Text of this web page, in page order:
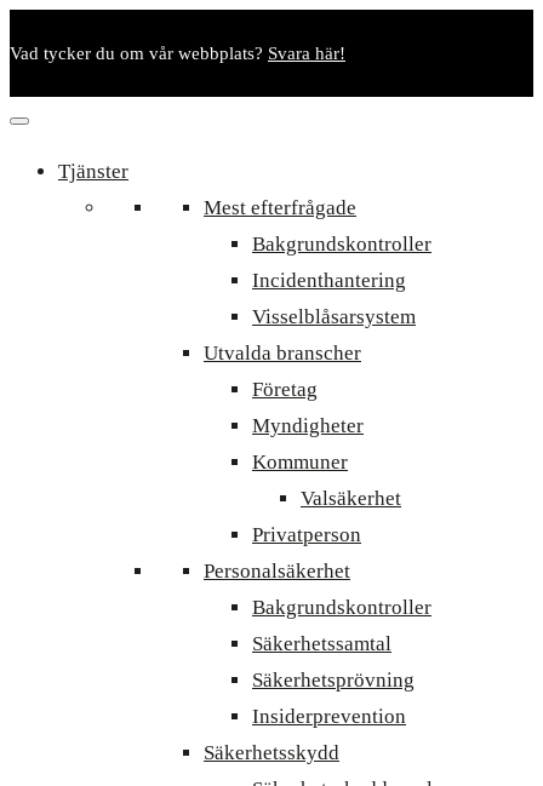
Vad tycker du om vår webbplats? Svara här!
Tjänster
Mest efterfrågade
Bakgrundskontroller
Incidenthantering
Visselblåsarsystem
Utvalda branscher
Företag
Myndigheter
Kommuner
Valsäkerhet
Privatperson
Personalsäkerhet
Bakgrundskontroller
Säkerhetssamtal
Säkerhetsprövning
Insiderprevention
Säkerhetsskydd